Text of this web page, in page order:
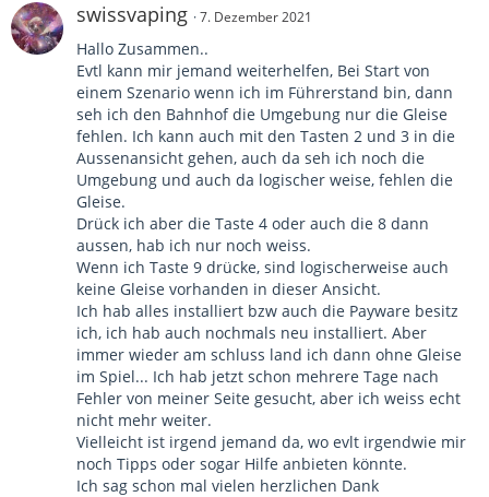
swissvaping 7. Dezember 2021
Hallo Zusammen..
Evtl kann mir jemand weiterhelfen, Bei Start von
einem Szenario wenn ich im Führerstand bin, dann
seh ich den Bahnhof die Umgebung nur die Gleise
fehlen. Ich kann auch mit den Tasten 2 und 3 in die
Aussenansicht gehen, auch da seh ich noch die
Umgebung und auch da logischer weise, fehlen die
Gleise.
Drück ich aber die Taste 4 oder auch die 8 dann
aussen, hab ich nur noch weiss.
Wenn ich Taste 9 drücke, sind logischerweise auch
keine Gleise vorhanden in dieser Ansicht.
Ich hab alles installiert bzw auch die Payware besitz
ich, ich hab auch nochmals neu installiert. Aber
immer wieder am schluss land ich dann ohne Gleise
im Spiel... Ich hab jetzt schon mehrere Tage nach
Fehler von meiner Seite gesucht, aber ich weiss echt
nicht mehr weiter.
Vielleicht ist irgend jemand da, wo evlt irgendwie mir
noch Tipps oder sogar Hilfe anbieten könnte.
Ich sag schon mal vielen herzlichen Dank